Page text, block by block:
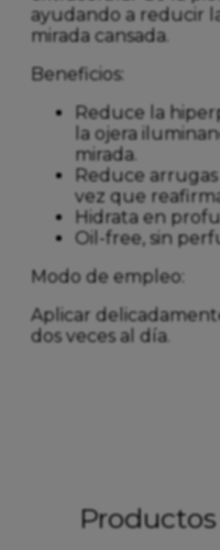
ayudando a reducir
mirada cansada.
Beneficios:
Reduce la
la ojera
mirada.
Reduce
vez que
Hidrata en
Oil-free, sin
Modo de empleo:
Aplicar
dos veces al día.
Productos